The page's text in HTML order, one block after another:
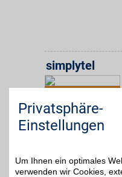
simplytel
Privatsphäre-
Einstellungen
Um Ihnen ein optimales
verwenden wir Cookies,